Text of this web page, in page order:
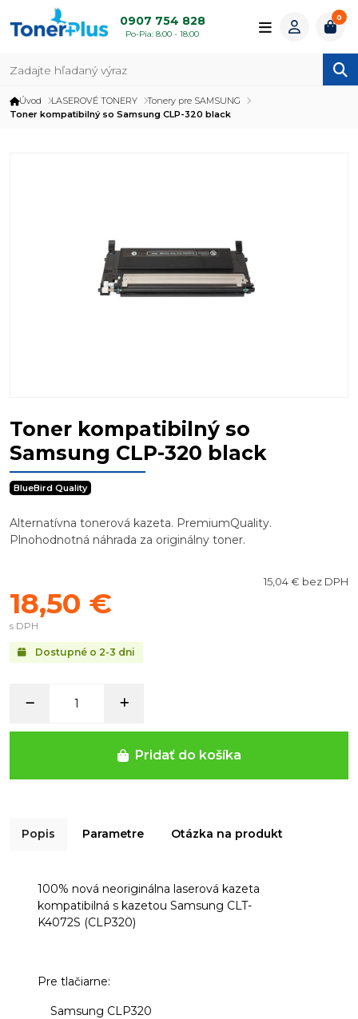
0907 754 828
Po-Pia: 8:00 - 18:00
0
Úvod LASEROVÉ TONERY
Tonery pre SAMSUNG
Toner kompatibilný so Samsung CLP-320 black
Toner kompatibilný so
Samsung CLP-320 black
BlueBird Quality
Alternatívna tonerová kazeta. PremiumQuality.
Plnohodnotná náhrada za originálny toner.
Dostupné o 2-3 dni
15,04 € bez DPH
18,50 €
s DPH
Pridať do košíka
Popis Parametre Otázka na produkt
100% nová neoriginálna laserová kazeta
kompatibilná s kazetou Samsung CLT-
K4072S (CLP320)
Pre tlačiarne:
Samsung CLP320